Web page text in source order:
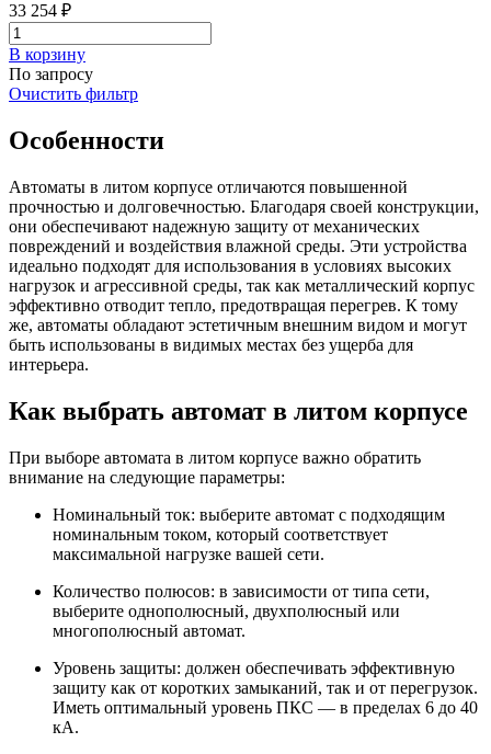
33 254 ₽
В корзинy
По запросу
Очистить фильтр
Особенности
Автоматы в литом корпусе отличаются повышенной
прочностью и долговечностью. Благодаря своей конструкции,
они обеспечивают надежную защиту от механических
повреждений и воздействия влажной среды. Эти устройства
идеально подходят для использования в условиях высоких
нагрузок и агрессивной среды, так как металлический корпус
эффективно отводит тепло, предотвращая перегрев. К тому
же, автоматы обладают эстетичным внешним видом и могут
быть использованы в видимых местах без ущерба для
интерьера.
Как выбрать автомат в литом корпусе
При выборе автомата в литом корпусе важно обратить
внимание на следующие параметры:
Номинальный ток: выберите автомат с подходящим
номинальным током, который соответствует
максимальной нагрузке вашей сети.
Количество полюсов: в зависимости от типа сети,
выберите однополюсный, двухполюсный или
многополюсный автомат.
Уровень защиты: должен обеспечивать эффективную
защиту как от коротких замыканий, так и от перегрузок.
Иметь оптимальный уровень ПКС — в пределах 6 до 40
кА.